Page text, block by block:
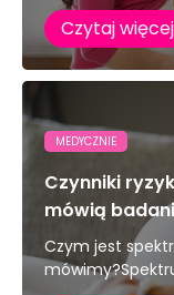
Czytaj więcej
MEDYCZNIE
Czynniki
mówią
Czym jest